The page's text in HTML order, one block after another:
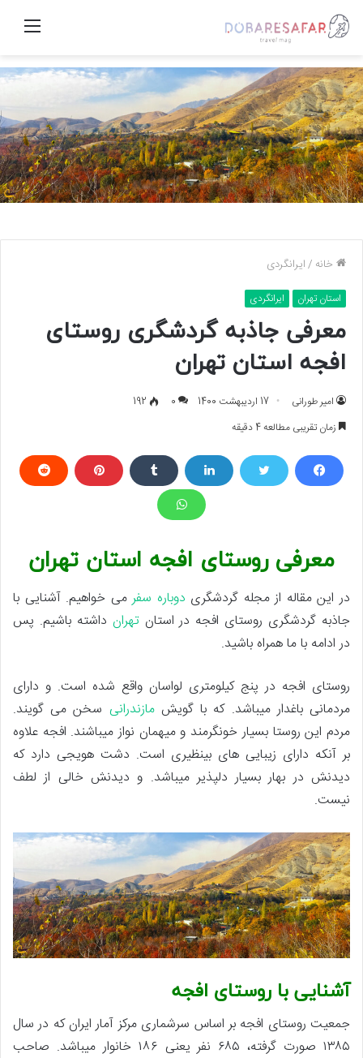
منو
خانه /ایرانگردی
استان تهران ایرانگردی
معرفی جاذبه گردشگری روستای
افجه استان تهران
امیر طورانی 17 اردیبهشت 1400 0
192
زمان تقریبی مطالعه 4 دقیقه
معرفی روستای افجه استان تهران
در این مقاله از مجله گردشگری دوباره سفرمی خواهیم. آشنایی با
جاذبه گردشگری روستای افجه در استانتهران داشته باشیم. پس
در ادامه با ما همراه باشید.
روستای افجه در پنج کیلومتری لواسان واقع شده است. و دارای
مردمانی باغدار میباشد. که با گویشمازندرانی سخن می گویند.
مردم این روستا بسیار خونگرمند و میهمان نواز میباشند. افجه علاوه
بر آنکه دارای زیبایی های بینظیری است. دشت هویجی دارد که
دیدنش در بهار بسیار دلپذیر میباشد. و دیدنش خالی از لطف
نیست.
آشنایی با روستای افجه
جمعیت روستای افجه بر اساس سرشماری مرکز آمار ایران که در سال
۱۳۸۵ صورت گرفته، ۶۸۵ نفر یعنی ۱۸۶ خانوار میباشد. صاحب